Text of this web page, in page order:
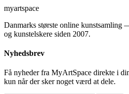
myartspace
Danmarks største online kunstsamling
og kunstelskere siden 2007.
Nyhedsbrev
Få nyheder fra MyArtSpace direkte i
kun når der sker noget værd at dele.